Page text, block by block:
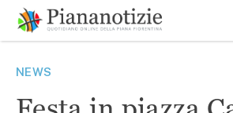
contenuto
SEARCH
NEWS